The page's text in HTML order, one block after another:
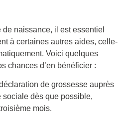
naissance, il est essentiel
à certaines autres aides, celle-
Voici quelques
chances d’en bénéficier :
de grossesse auprès
dès que possible,
mois.